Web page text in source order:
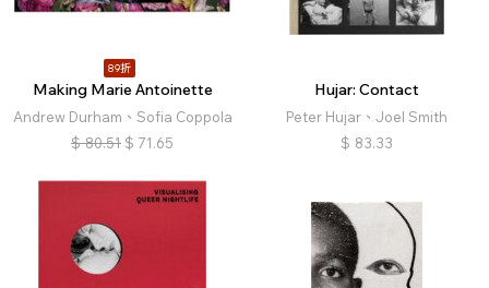
89折
Making Marie Antoinette
Andrew Durham、Sofia Coppola
$ 80.51 $ 71.65
Hujar: Contact
Peter Hujar、Joel Smith
$ 83.33